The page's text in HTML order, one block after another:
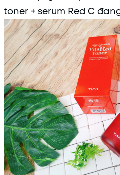
toner + serum Red C